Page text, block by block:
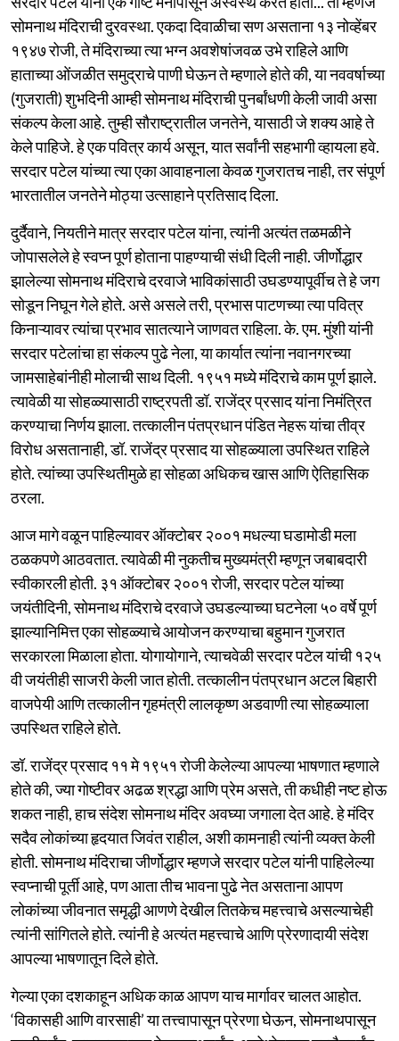
सोमनाथ मंदिराची दुरवस्था. एकदा दिवाळीचा सण असताना १३ नोव्हेंबर
१९४७ रोजी, ते मंदिराच्या त्या भग्न अवशेषांजवळ उभे राहिले आणि
हाताच्या ओंजळीत समुद्राचे पाणी घेऊन ते म्हणाले होते की, या नववर्षाच्या
(गुजराती) शुभदिनी आम्ही सोमनाथ मंदिराची पुनर्बांधणी केली जावी असा
संकल्प केला आहे. तुम्ही सौराष्ट्रातील जनतेने, यासाठी जे शक्य आहे ते
केले पाहिजे. हे एक पवित्र कार्य असून, यात सर्वांनी सहभागी व्हायला हवे.
सरदार पटेल यांच्या त्या एका आवाहनाला केवळ गुजरातच नाही, तर संपूर्ण
भारतातील जनतेने मोठ्या उत्साहाने प्रतिसाद दिला.
दुर्दैवाने, नियतीने मात्र सरदार पटेल यांना, त्यांनी अत्यंत तळमळीने
जोपासलेले हे स्वप्न पूर्ण होताना पाहण्याची संधी दिली नाही. जीर्णोद्धार
झालेल्या सोमनाथ मंदिराचे दरवाजे भाविकांसाठी उघडण्यापूर्वीच ते हे जग
सोडून निघून गेले होते. असे असले तरी, प्रभास पाटणच्या त्या पवित्र
किनाऱ्यावर त्यांचा प्रभाव सातत्याने जाणवत राहिला. के. एम. मुंशी यांनी
सरदार पटेलांचा हा संकल्प पुढे नेला, या कार्यात त्यांना नवानगरच्या
जामसाहेबांनीही मोलाची साथ दिली. १९५१ मध्ये मंदिराचे काम पूर्ण झाले.
त्यावेळी या सोहळ्यासाठी राष्ट्रपती डॉ. राजेंद्र प्रसाद यांना निमंत्रित
करण्याचा निर्णय झाला. तत्कालीन पंतप्रधान पंडित नेहरू यांचा तीव्र
विरोध असतानाही, डॉ. राजेंद्र प्रसाद या सोहळ्याला उपस्थित राहिले
होते. त्यांच्या उपस्थितीमुळे हा सोहळा अधिकच खास आणि ऐतिहासिक
ठरला.
आज मागे वळून पाहिल्यावर ऑक्टोबर २००१ मधल्या घडामोडी मला
ठळकपणे आठवतात. त्यावेळी मी नुकतीच मुख्यमंत्री म्हणून जबाबदारी
स्वीकारली होती. ३१ ऑक्टोबर २००१ रोजी, सरदार पटेल यांच्या
जयंतीदिनी, सोमनाथ मंदिराचे दरवाजे उघडल्याच्या घटनेला ५० वर्षे पूर्ण
झाल्यानिमित्त एका सोहळ्याचे आयोजन करण्याचा बहुमान गुजरात
सरकारला मिळाला होता. योगायोगाने, त्याचवेळी सरदार पटेल यांची १२५
वी जयंतीही साजरी केली जात होती. तत्कालीन पंतप्रधान अटल बिहारी
वाजपेयी आणि तत्कालीन गृहमंत्री लालकृष्ण अडवाणी त्या सोहळ्याला
उपस्थित राहिले होते.
डॉ. राजेंद्र प्रसाद ११ मे १९५१ रोजी केलेल्या आपल्या भाषणात म्हणाले
होते की, ज्या गोष्टीवर अढळ श्रद्धा आणि प्रेम असते, ती कधीही नष्ट होऊ
शकत नाही, हाच संदेश सोमनाथ मंदिर अवघ्या जगाला देत आहे. हे मंदिर
सदैव लोकांच्या हृदयात जिवंत राहील, अशी कामनाही त्यांनी व्यक्त केली
होती. सोमनाथ मंदिराचा जीर्णोद्धार म्हणजे सरदार पटेल यांनी पाहिलेल्या
स्वप्नाची पूर्ती आहे, पण आता तीच भावना पुढे नेत असताना आपण
लोकांच्या जीवनात समृद्धी आणणे देखील तितकेच महत्त्वाचे असल्याचेही
त्यांनी सांगितले होते. त्यांनी हे अत्यंत महत्त्वाचे आणि प्रेरणादायी संदेश
आपल्या भाषणातून दिले होते.
गेल्या एका दशकाहून अधिक काळ आपण याच मार्गावर चालत आहोत.
‘विकासही आणि वारसाही’ या तत्त्वापासून प्रेरणा घेऊन, सोमनाथपासून